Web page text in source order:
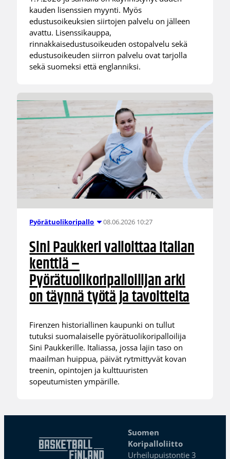
kauden lisenssien myynti. Myös
edustusoikeuksien siirtojen palvelu on jälleen
avattu. Lisenssikauppa,
rinnakkaisedustusoikeuden ostopalvelu sekä
edustusoikeuden siirron palvelu ovat tarjolla
sekä suomeksi että englanniksi.
Pyörätuolikoripallo 08.06.2026 10:27
Sini Paukkeri valloittaa Italian
kenttiä –
Pyörätuolikoripalloilijan arki
on täynnä työtä ja tavoitteita
Firenzen historiallinen kaupunki on tullut
tutuksi suomalaiselle pyörätuolikoripalloilija
Sini Paukkerille. Italiassa, jossa lajin taso on
maailman huippua, päivät rytmittyvät kovan
treenin, opintojen ja kulttuuristen
sopeutumisten ympärille.
Suomen
Koripalloliitto
Urheilupuistontie 3